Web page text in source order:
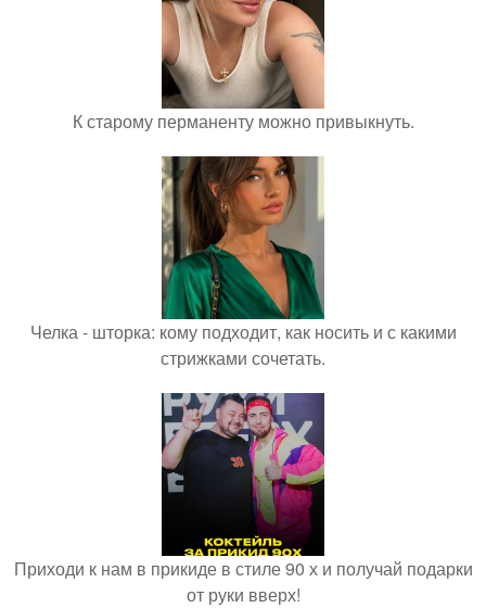
К старому перманенту можно привыкнуть.
Челка - шторка: кому подходит, как носить и с какими
стрижками сочетать.
Приходи к нам в прикиде в стиле 90 х и получай подарки
от руки вверх!